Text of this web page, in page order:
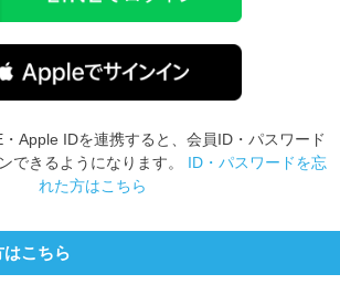
診断！ 動画で対策講座をチェック
ーパー よくある質問
Apple IDを連携すると、会員ID・パスワード
できるようになります。 ID・パスワードを忘
れた方はこちら
こちら